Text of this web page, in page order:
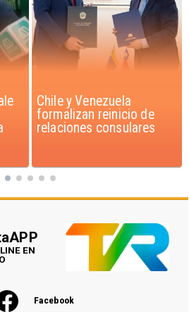
Feriantes rechazan
dichos de Camila Flores
sobre Fabiola Campillai
Facebook
EN